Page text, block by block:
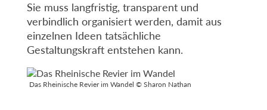
Sie muss langfristig, transparent und
verbindlich organisiert werden, damit aus
einzelnen Ideen tatsächliche
Gestaltungskraft entstehen kann.
Das Rheinische Revier im Wandel © Sharon Nathan